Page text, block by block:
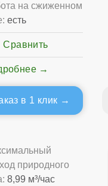
на сжиженном
есть
в 1 клик
природного
8,99 м³/час